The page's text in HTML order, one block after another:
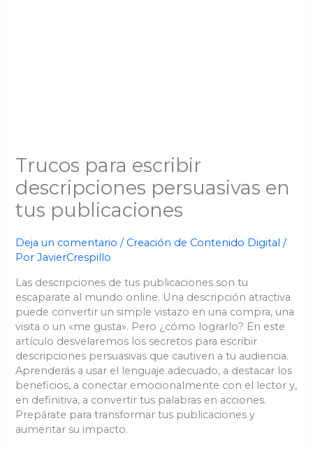
Trucos para escribir
descripciones persuasivas en
tus publicaciones
Deja un comentario / Creación de Contenido Digital /
PorJavierCrespillo
Las descripciones de tus publicaciones son tu
escaparate al mundo online. Una descripción atractiva
puede convertir un simple vistazo en una compra, una
visita o un «me gusta». Pero ¿cómo lograrlo? En este
artículo desvelaremos los secretos para escribir
descripciones persuasivas que cautiven a tu audiencia.
Aprenderás a usar el lenguaje adecuado, a destacar los
beneficios, a conectar emocionalmente con el lector y,
en definitiva, a convertir tus palabras en acciones.
Prepárate para transformar tus publicaciones y
aumentar su impacto.